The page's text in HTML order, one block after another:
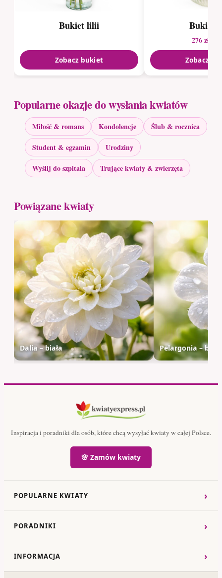
Bukiet lilii
Zobacz bukiet
Bukiet
276 zł
Zobacz
Popularne okazje do wysłania kwiatów
Miłość & romans Kondolencje
Ślub & rocznica
Student & egzamin
Urodziny
Wyślij do szpitala
Trujące kwiaty & zwierzęta
Powiązane kwiaty
Dalia – biała Pelargonia – biała
Inspiracja i poradniki dla osób, które chcą wysyłać kwiaty w całej Polsce.
🌸 Zamów kwiaty
POPULARNE KWIATY ›
PORADNIKI ›
INFORMACJA ›